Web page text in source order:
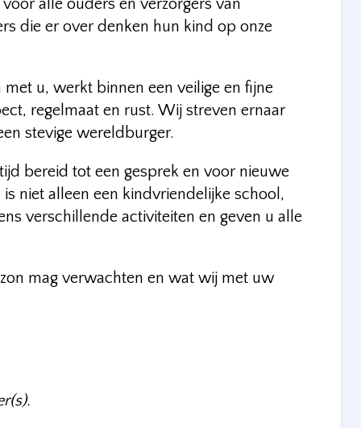
alle ouders en verzorgers van
die er over denken hun kind op onze
u, werkt binnen een veilige en fijne
regelmaat en rust. Wij streven ernaar
stevige wereldburger.
bereid tot een gesprek en voor nieuwe
niet alleen een kindvriendelijke school,
verschillende activiteiten en geven u alle
mag verwachten en wat wij met uw